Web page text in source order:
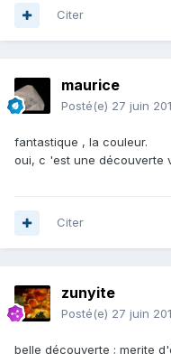
Citer
maurice
Posté(e) 27 juin
fantastique , la couleur.
oui, c 'est une découverte
Citer
zunyite
Posté(e) 27 juin
belle découverte ; merite